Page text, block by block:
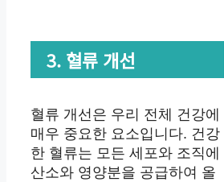
3. 혈류 개선
혈류 개선은 우리 전체 건강에
매우 중요한 요소입니다. 건강
한 혈류는 모든 세포와 조직에
산소와 영양분을 공급하여 올